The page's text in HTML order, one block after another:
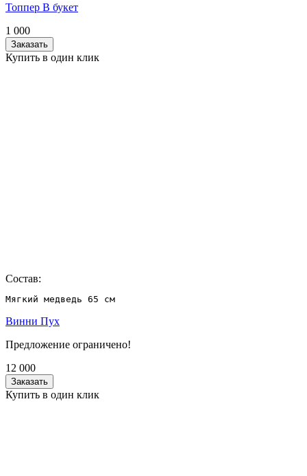
Топпер В букет
1 000
Заказать
Купить в один клик
Состав:
Мягкий медведь 65 см
Винни Пух
Предложение ограничено!
12 000
Заказать
Купить в один клик